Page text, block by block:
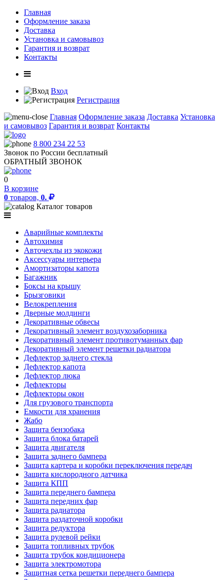
Главная
Оформление заказа
Доставка
Установка и самовывоз
Гарантия и возврат
Контакты
Вход
Регистрация
Главная Оформление заказа Доставка Установка
и самовывоз Гарантия и возврат Контакты
8 800 234 22 53
Звонок по России бесплатный
ОБРАТНЫЙ ЗВОНОК
0
В корзине
0 товаров, 0.
Каталог товаров
Аварийные комплекты
Автохимия
Авточехлы из экокожи
Аксессуары интерьера
Амортизаторы капота
Багажник
Боксы на крышу
Брызговики
Велокрепления
Дверные молдинги
Декоративные обвесы
Декоративный элемент воздухозаборника
Декоративный элемент противотуманных фар
Декоративный элемент решетки радиатора
Дефлектор заднего стекла
Дефлектор капота
Дефлектор люка
Дефлекторы
Дефлекторы окон
Для грузового транспорта
Емкости для хранения
Жабо
Защита бензобака
Защита блока батарей
Защита двигателя
Защита заднего бампера
Защита картера и коробки переключения передач
Защита кислородного датчика
Защита КПП
Защита переднего бампера
Защита передних фар
Защита радиатора
Защита раздаточной коробки
Защита редуктора
Защита рулевой рейки
Защита топливных трубок
Защита трубок кондиционера
Защита электромотора
Защитная сетка решетки переднего бампера